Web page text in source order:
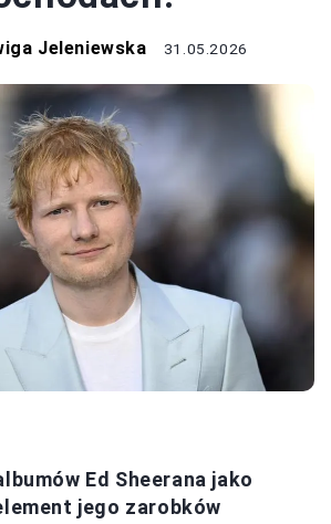
Jeleniewska 31.05.2026
Ed Sheerana jako
jego zarobków